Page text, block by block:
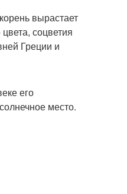
вырастает
соцветия
Греции и
его
место.